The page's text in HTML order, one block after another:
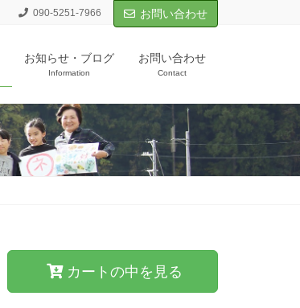
090-5251-7966 お問い合わせ
お知らせ・ブログ
Information
お問い合わせ
Contact
カートの中を見る